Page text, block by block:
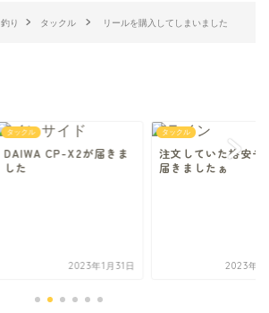
釣り タックル リールを購入してしまいました
タックル
DAIWA CP-X2が届きま
した
2023年1月31日
タックル
注文していた格安モ
届きましたぁ
2023年2